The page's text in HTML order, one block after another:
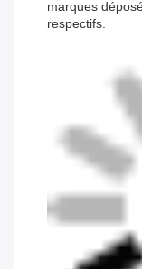
marques
respectifs.